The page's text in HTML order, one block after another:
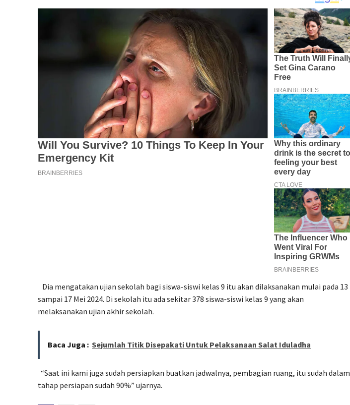
Dia mengatakan ujian sekolah bagi siswa-siswi kelas 9 itu akan dilaksanakan mulai pada 13
sampai 17 Mei 2024. Di sekolah itu ada sekitar 378 siswa-siswi kelas 9 yang akan
melaksanakan ujian akhir sekolah.
Baca Juga : Sejumlah Titik Disepakati Untuk Pelaksanaan Salat Iduladha
“Saat ini kami juga sudah persiapkan buatkan jadwalnya, pembagian ruang, itu sudah dalam
tahap persiapan sudah 90%” ujarnya.